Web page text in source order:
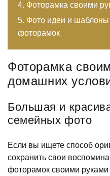
Фоторамка своими
Фото идеи и
фоторамок
Фоторамка
домашних
Большая и
семейных фото
Если вы ищете способ
сохранить свои
фоторамок своими руками